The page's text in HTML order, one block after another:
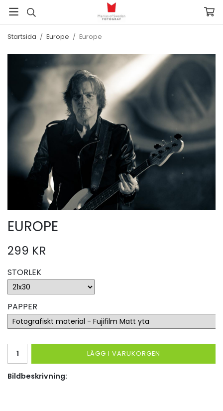
Startsida / Europe / Europe
EUROPE
299 KR
STORLEK
PAPPER
LÄGG I VARUKORGEN
Bildbeskrivning: